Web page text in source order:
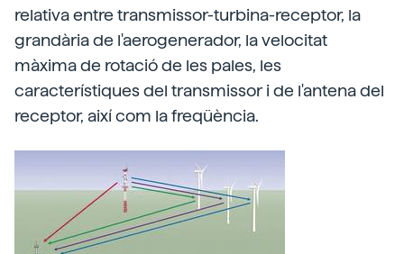
relativa entre transmissor-turbina-receptor, la
grandària de l'aerogenerador, la velocitat
màxima de rotació de les pales, les
característiques del transmissor i de l'antena del
receptor, així com la freqüència.